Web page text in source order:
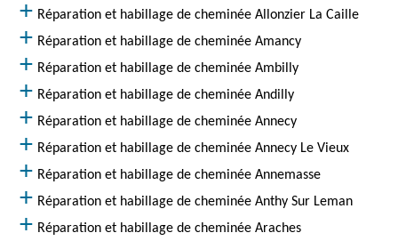
Réparation et habillage de cheminée Allonzier La Caille
Réparation et habillage de cheminée Amancy
Réparation et habillage de cheminée Ambilly
Réparation et habillage de cheminée Andilly
Réparation et habillage de cheminée Annecy
Réparation et habillage de cheminée Annecy Le Vieux
Réparation et habillage de cheminée Annemasse
Réparation et habillage de cheminée Anthy Sur Leman
Réparation et habillage de cheminée Araches